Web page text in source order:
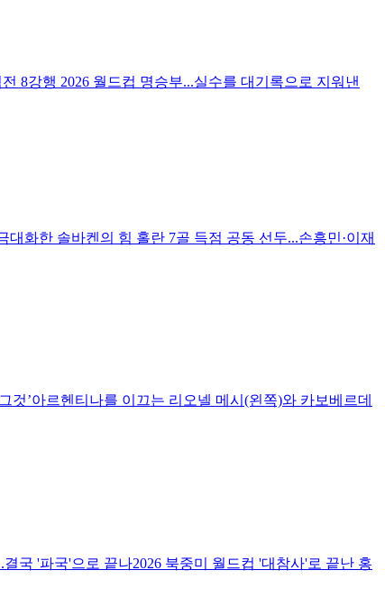
8강행 2026 월드컵 명승부...실수를 대기록으로 지워낸
화한 솔바켄의 힘 홀란 7골 득점 공동 선두...손흥민·이재
’아르헨티나를 이끄는 리오넬 메시(왼쪽)와 카보베르데
국 '파국'으로 끝나2026 북중미 월드컵 '대참사'로 끝난 홍